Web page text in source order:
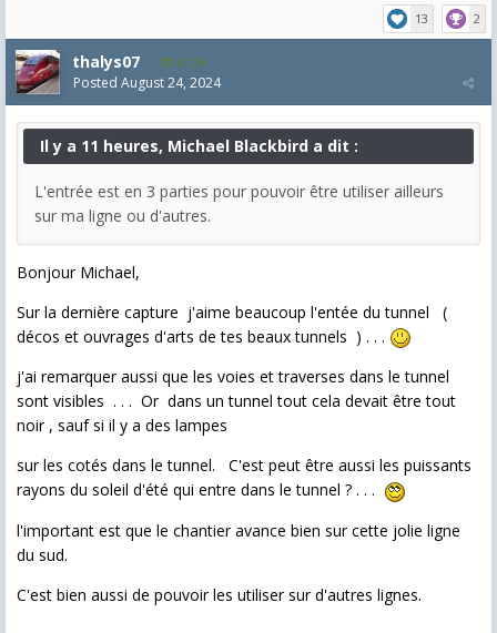
13 2
thalys07 8,174
Posted August 24, 2024
Il y a 11 heures, Michael Blackbird a dit :
L'entrée est en 3 parties pour pouvoir être utiliser ailleurs
sur ma ligne ou d'autres.
Bonjour Michael,
Sur la dernière capture j'aime beaucoup l'entée du tunnel (
décos et ouvrages d'arts de tes beaux tunnels ) . . .
j'ai remarquer aussi que les voies et traverses dans le tunnel
sont visibles . . . Or dans un tunnel tout cela devait être tout
noir , sauf si il y a des lampes
sur les cotés dans le tunnel. C'est peut être aussi les puissants
rayons du soleil d'été qui entre dans le tunnel ? . . .
l'important est que le chantier avance bien sur cette jolie ligne
du sud.
C'est bien aussi de pouvoir les utiliser sur d'autres lignes.